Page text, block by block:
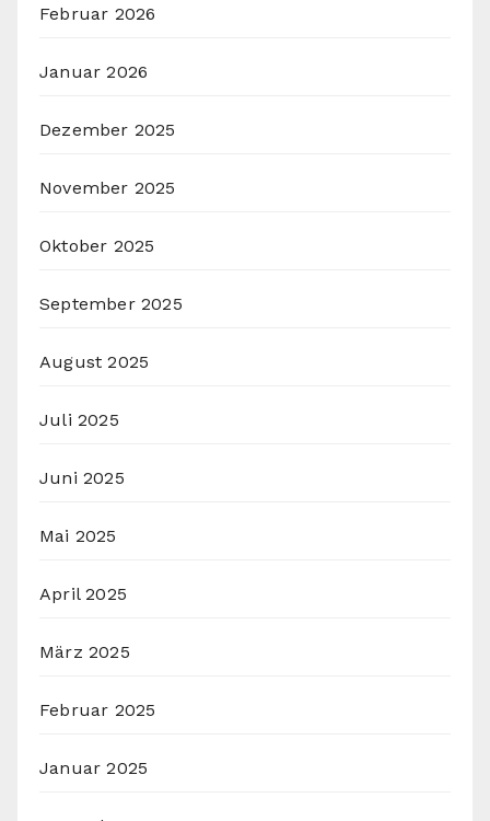
Februar 2026
Januar 2026
Dezember 2025
November 2025
Oktober 2025
September 2025
August 2025
Juli 2025
Juni 2025
Mai 2025
April 2025
März 2025
Februar 2025
Januar 2025